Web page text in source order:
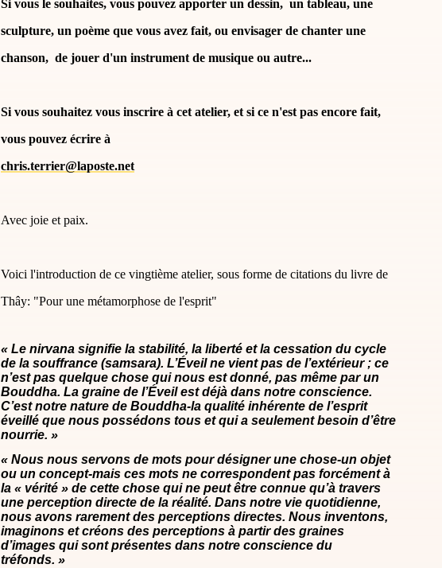
Si vous le souhaites, vous pouvez apporter un dessin, un tableau, une
sculpture, un poème que vous avez fait, ou envisager de chanter une
chanson, de jouer d'un instrument de musique ou autre...
Si vous souhaitez vous inscrire à cet atelier, et si ce n'est pas encore fait,
vous pouvez écrire à
chris.terrier@laposte.net
Avec joie et paix.
Voici l'introduction de ce vingtième atelier, sous forme de citations du livre de
Thây: "Pour une métamorphose de l'esprit"
« Le nirvana signifie la stabilité, la liberté et la cessation du cycle
de la souffrance (samsara). L’Éveil ne vient pas de l’extérieur ; ce
n’est pas quelque chose qui nous est donné, pas même par un
Bouddha. La graine de l’Éveil est déjà dans notre conscience.
C’est notre nature de Bouddha-la qualité inhérente de l’esprit
éveillé que nous possédons tous et qui a seulement besoin d’être
nourrie. »
« Nous nous servons de mots pour désigner une chose-un objet
ou un concept-mais ces mots ne correspondent pas forcément à
la « vérité » de cette chose qui ne peut être connue qu’à travers
une perception directe de la réalité. Dans notre vie quotidienne,
nous avons rarement des perceptions directes. Nous inventons,
imaginons et créons des perceptions à partir des graines
d’images qui sont présentes dans notre conscience du
tréfonds. »